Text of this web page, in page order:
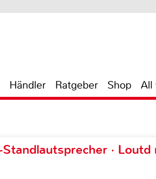
Händler Ratgeber Shop All
· Loutd